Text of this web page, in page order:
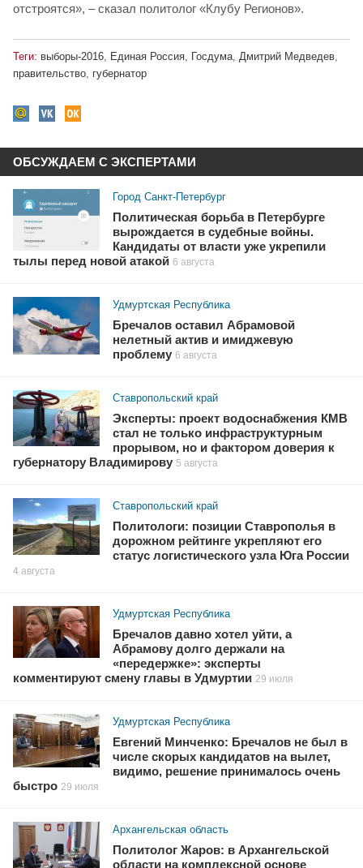
отстроятся», – сказал политолог «Клубу Регионов».
Теги: выборы-2016, Единая Россия, Госдума, Дмитрий Медведев,
правительство, губернатор
ОБСУЖДАЕМ С ЭКСПЕРТАМИ
Город Санкт-Петербург
Политическая борьба в Петербурге
вырождается в судебные войны.
Кандидаты от власти уже укрепили
тылы перед новой атакой 6 августа
Удмуртская Республика
Бречалов оставил Абрамовой
нелетный актив и имиджевую
проблему 6 августа
Ставропольский край
Эксперты: проект водоснабжения КМВ
стал не только инфраструктурным
прорывом, но и фактором доверия к
губернатору Владимирову 5 августа
Ставропольский край
Политологи: позиции Ставрополья в
дорожном рейтинге укрепляют его
статус логистического узла Юга России
4 августа
Удмуртская Республика
Бречалов давно хотел уйти, а
Абрамову долго держали на
«передержке»: эксперты
комментируют смену главы в Удмуртии 29 июля
Удмуртская Республика
Евгений Минченко: Бречалов не был в
числе скорых кандидатов на вылет,
видимо, решение принималось очень
быстро 29 июля
Архангельская область
Политолог Жаров: в Архангельской
области на комплексной основе